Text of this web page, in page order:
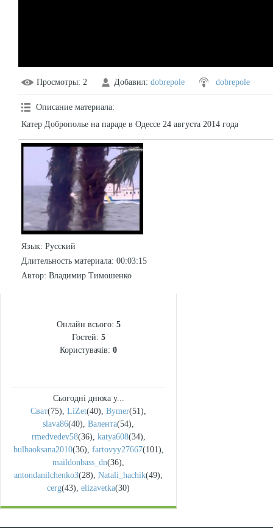
Просмотры: 2 Добавил: dobrepole dobrepole
Описание материала:
Катер Доброполье на параде в Одессе 24 августа 2014 года
Язык: Русский
Длительность материала: 00:03:15
Автор: Владимир Тимошенко
Онлайн всього: 5
Гостей: 5
Користувачів: 0
Сьогодні днюха у...
Сват(75), LiZet(40), Bymer(51),
slava86(40), Валента(54),
rmedvedev58(36), katya608(34),
bulbaoksana2010(36), fartovyy27667(101),
maildonbass_dn(36),
antondanilchenko3(28), Natali_hachik(49),
cerg(43), elizavetka(30)